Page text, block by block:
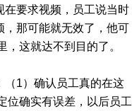
要求视频，员工说当时
，那可能就无效了，他可
这就达不到目的了。
1）确认员工真的在这
位确实有误差，以后员工